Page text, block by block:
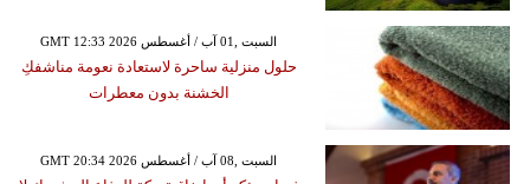
GMT 12:33 2026 السبت ,01 آب / أغسطس
حلول منزلية ساحرة لاستعادة نعومة مناشفكِ
الخشنة بدون معطرات
GMT 20:34 2026 السبت ,08 آب / أغسطس